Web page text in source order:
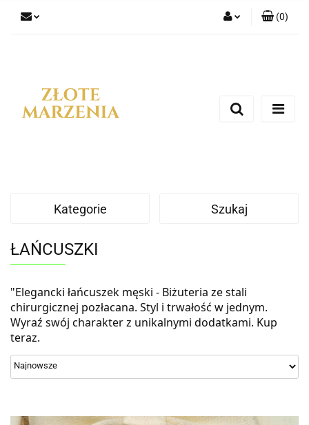
(0)
Kategorie Szukaj
ŁAŃCUSZKI
"Elegancki łańcuszek męski - Biżuteria ze stali
chirurgicznej pozłacana. Styl i trwałość w jednym.
Wyraź swój charakter z unikalnymi dodatkami. Kup
teraz.